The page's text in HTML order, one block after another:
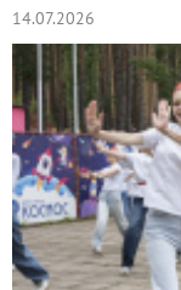
14.07.2026